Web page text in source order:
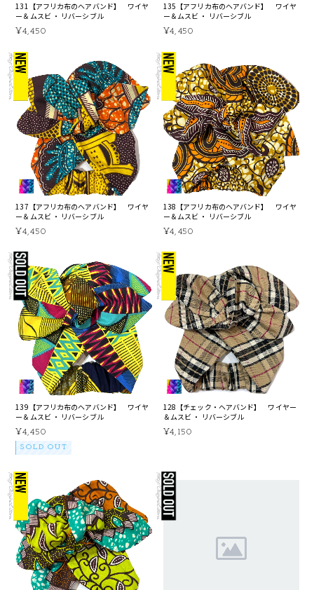
131【アフリカ布のヘアバンド】 ワイヤ
ー＆ムスビ ・ リバーシブル
¥4,450
135【アフリカ布のヘアバンド】 ワイヤ
ー＆ムスビ ・ リバーシブル
¥4,450
137【アフリカ布のヘアバンド】 ワイヤ
ー＆ムスビ ・ リバーシブル
¥4,450
138【アフリカ布のヘアバンド】 ワイヤ
ー＆ムスビ ・ リバーシブル
¥4,450
139【アフリカ布のヘアバンド】 ワイヤ
ー＆ムスビ ・ リバーシブル
¥4,450
SOLD OUT
128【チェック・ヘアバンド】 ワイヤー
＆ムスビ ・ リバーシブル
¥4,150